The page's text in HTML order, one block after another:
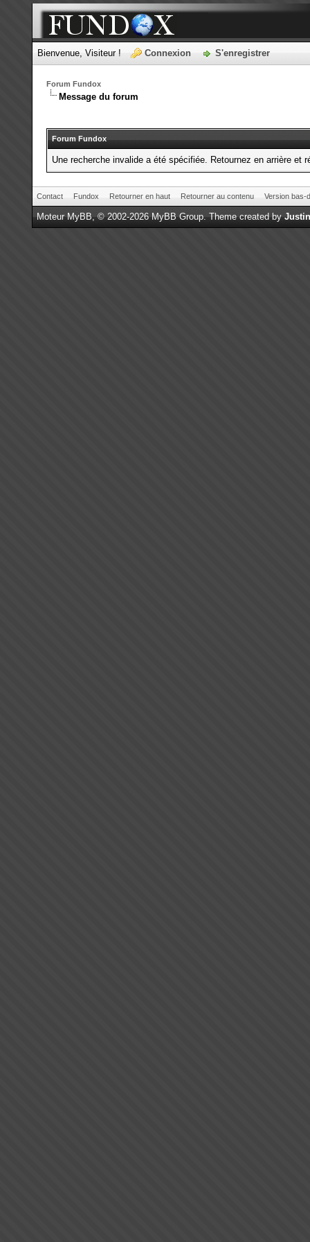
Bienvenue, Visiteur ! Connexion S'enregistrer
Forum Fundox
Message du forum
Forum Fundox
Une recherche invalide a été spécifiée. Retournez en arrière et
Contact Fundox Retourner en haut Retourner au contenu Version bas-
MoteurMyBB, © 2002-2026MyBB Group. Theme created by